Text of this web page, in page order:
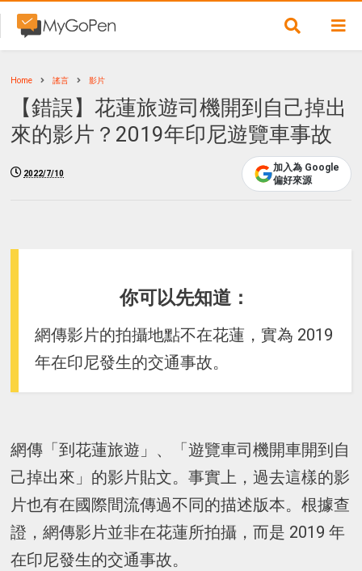
Home 謠言 影片
【錯誤】花蓮旅遊司機開到自己掉出
來的影片？2019年印尼遊覽車事故
2022/7/10
加入為 Google
偏好來源
你可以先知道：
網傳影片的拍攝地點不在花蓮，實為 2019
年在印尼發生的交通事故。
網傳「到花蓮旅遊」、「遊覽車司機開車開到自
己掉出來」的影片貼文。事實上，過去這樣的影
片也有在國際間流傳過不同的描述版本。根據查
證，網傳影片並非在花蓮所拍攝，而是 2019 年
在印尼發生的交通事故。